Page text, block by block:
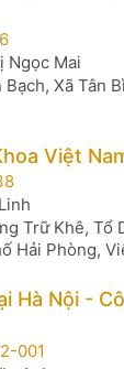
Ngọc Mai
Bạch, Xã Tân
Việt
Trữ Khê, Tổ
Hải Phòng,
Hà Nội -
001